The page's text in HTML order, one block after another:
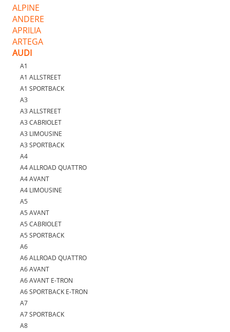
ALPINE
ANDERE
APRILIA
ARTEGA
AUDI
A1
A1 ALLSTREET
A1 SPORTBACK
A3
A3 ALLSTREET
A3 CABRIOLET
A3 LIMOUSINE
A3 SPORTBACK
A4
A4 ALLROAD QUATTRO
A4 AVANT
A4 LIMOUSINE
A5
A5 AVANT
A5 CABRIOLET
A5 SPORTBACK
A6
A6 ALLROAD QUATTRO
A6 AVANT
A6 AVANT E-TRON
A6 SPORTBACK E-TRON
A7
A7 SPORTBACK
A8